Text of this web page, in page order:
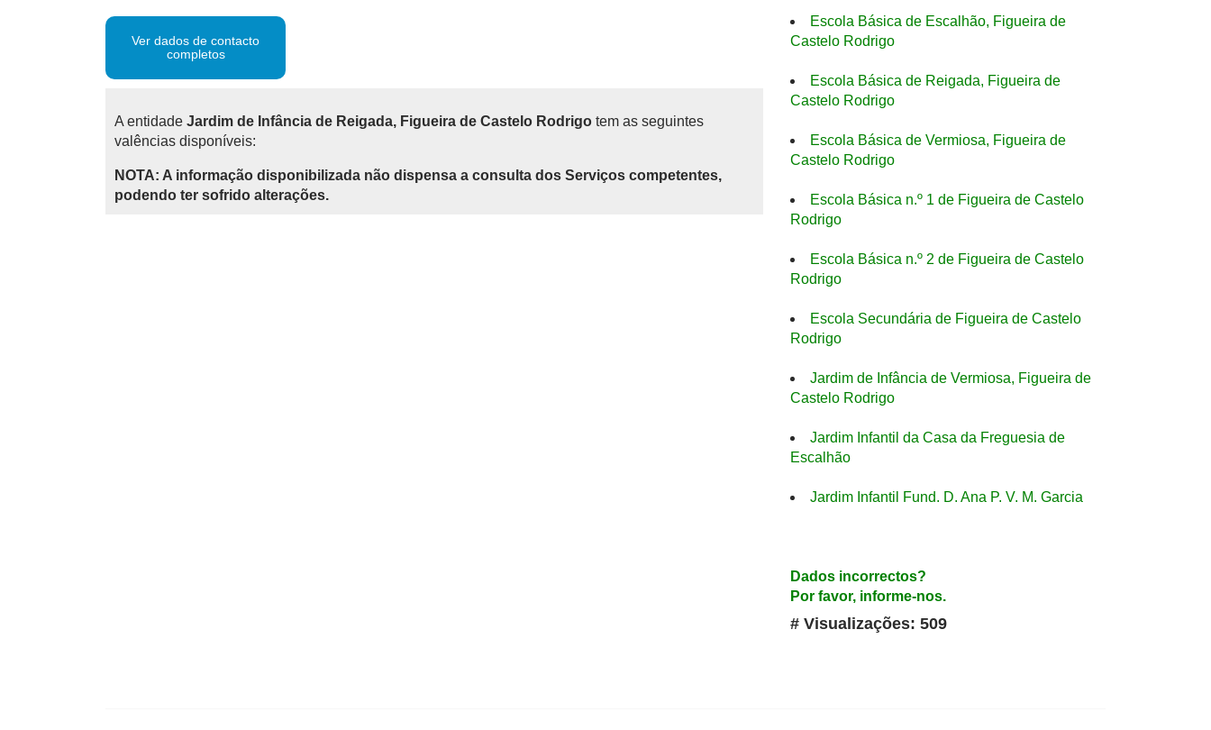
Ver dados de contacto
completos
A entidade Jardim de Infância de Reigada, Figueira de Castelo Rodrigo tem as seguintes
valências disponíveis:
NOTA: A informação disponibilizada não dispensa a consulta dos Serviços competentes,
podendo ter sofrido alterações.
Escola Básica de Escalhão, Figueira de
Castelo Rodrigo
Escola Básica de Reigada, Figueira de
Castelo Rodrigo
Escola Básica de Vermiosa, Figueira de
Castelo Rodrigo
Escola Básica n.º 1 de Figueira de Castelo
Rodrigo
Escola Básica n.º 2 de Figueira de Castelo
Rodrigo
Escola Secundária de Figueira de Castelo
Rodrigo
Jardim de Infância de Vermiosa, Figueira de
Castelo Rodrigo
Jardim Infantil da Casa da Freguesia de
Escalhão
Jardim Infantil Fund. D. Ana P. V. M. Garcia
Dados incorrectos?
Por favor, informe-nos.
# Visualizações: 509